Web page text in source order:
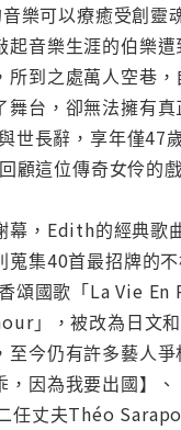
樂可以療癒受創靈
起音樂生涯的伯樂
所到之處萬人空巷
舞台，卻無法擁有
世長辭，享年僅47
顧這位傳奇女伶的
幕，Edith的經典歌
蒐集40首最招牌的
頌國歌「La Vie
」，被改為日文
至今仍有許多藝人
，因為我要出國】
任丈夫Théo